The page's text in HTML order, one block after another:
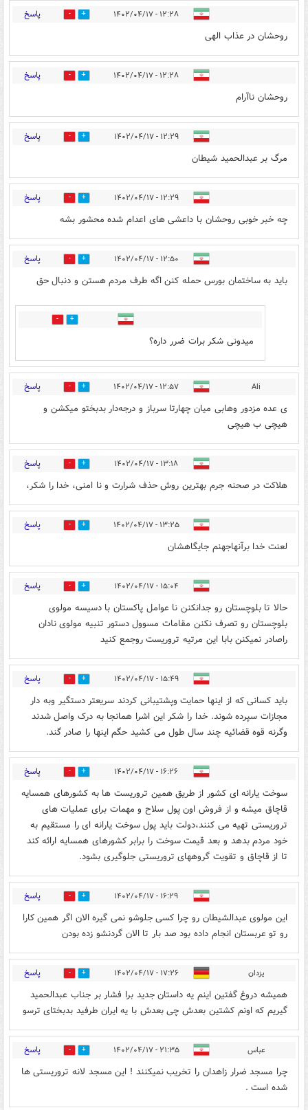
۱۲:۲۸ - ۱۴۰۲/۰۴/۱۷ 16 پاسخ
روحشان در عذاب الهی
۱۲:۲۸ - ۱۴۰۲/۰۴/۱۷ 17 پاسخ
روحشان ناآرام
۱۲:۲۹ - ۱۴۰۲/۰۴/۱۷ 32 پاسخ
مرگ بر عبدالحمید شیطان
۱۲:۲۹ - ۱۴۰۲/۰۴/۱۷ 15 پاسخ
چه خبر خوبی روحشان با داعشی های اعدام شده محشور بشه
۱۲:۵۰ - ۱۴۰۲/۰۴/۱۷ 0 پاسخ
باید به ساختمان بورس حمله کنن اگه طرف مردم هستن و دنبال حق
1
میدونی شکر برات ضرر داره؟
Ali ۱۲:۵۷ - ۱۴۰۲/۰۴/۱۷ 10 پاسخ
ی عده مزدور وهابی میان چهارتا سرباز و درجه‌دار بدبختو میکشن و
هیچی ب هیچی
۱۳:۱۸ - ۱۴۰۲/۰۴/۱۷ 8 پاسخ
هلاکت در صحنه جرم بهترین روش حذف شرارت و نا امنی، خدا را شکر،
۱۳:۲۵ - ۱۴۰۲/۰۴/۱۷ 10 پاسخ
لعنت خدا برآنهاجهنم جایگاهشان
۱۵:۰۴ - ۱۴۰۲/۰۴/۱۷ 0 پاسخ
حالا تا بلوچستان رو جدانکنن نا عوامل پاکستان با دسیسه مولوی
بلوچستان رو تصرف نکنن مقامات مسوول دستور تنبیه مولوی نادان
راصادر نمیکنن بابا این مرتیه تروریست روجمع کنید
۱۵:۴۹ - ۱۴۰۲/۰۴/۱۷ 1 پاسخ
باید کسانی که از اینها حمایت وپشتیبانی کردند سریعتر دستگیر وبه دار
مجازات سپرده شوند. خدا را شکر این اشرا همانجا به درک واصل شدند
وگرنه قوه قضائیه چند سال طول می کشید حگم اینها را صادر گند.
۱۶:۲۶ - ۱۴۰۲/۰۴/۱۷ 1 پاسخ
سوخت یارانه ای کشور از طریق همین تروریست ها به کشورهای همسایه
قاچاق میشه و از فروش اون پول سلاح و مهمات برای عملیات های
تروریستی تهیه می کنند،دولت باید پول سوخت یارانه ای را مستقیم به
خود مردم بدهد و بعد قیمت سوخت را برابر کشورهای همسایه ارائه کند
تا از قاچاق و تقویت گروههای تروریستی جلوگیری بشود.
۱۶:۲۹ - ۱۴۰۲/۰۴/۱۷ 1 پاسخ
این مولوی عبدالشیطان رو چرا کسی جلوشو نمی گیره الان اگر همین کارا
رو تو عربستان انجام داده بود صد بار تا الان گردنشو زده بودن
یزدان ۱۷:۲۶ - ۱۴۰۲/۰۴/۱۷ 0 پاسخ
همیشه دروغ گفتین اینم یه داستان جدید برا فشار بر جناب عبدالحمید
گیریم که اونم کشتین بعدش چی بعدش با یه ایران طرفید بدبختای ترسو
عباس ۲۱:۳۵ - ۱۴۰۲/۰۴/۱۷ 1 پاسخ
چرا مسجد ضرار زاهدان را تخریب نمیکنند ! این مسجد لانه تروریستی ها
شده است .